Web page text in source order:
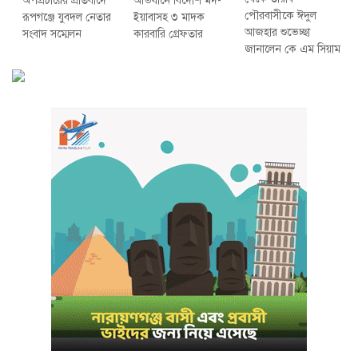
‎রূপগঞ্জে যুবদল নেতার
সংবাদ সম্মেলন ‎
ইয়াবাসহ ৩ মাদক
কারবারি গ্রেফতার
পৌরবাসীকে ঈদুল
আজহার শুভেচ্ছা
জানালেন কে এম সিয়াম